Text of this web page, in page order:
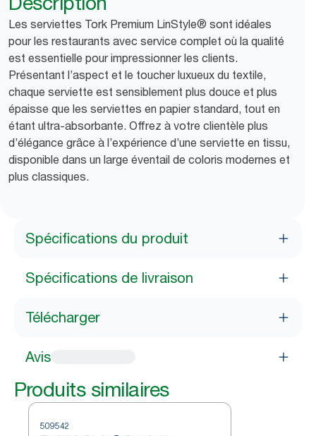
Les serviettes Tork Premium LinStyle® sont idéales
pour les restaurants avec service complet où la qualité
est essentielle pour impressionner les clients.
Présentant l’aspect et le toucher luxueux du textile,
chaque serviette est sensiblement plus douce et plus
épaisse que les serviettes en papier standard, tout en
étant ultra-absorbante. Offrez à votre clientèle plus
d’élégance grâce à l’expérience d’une serviette en tissu,
disponible dans un large éventail de coloris modernes et
plus classiques.
Spécifications du produit
Spécifications de livraison
Télécharger
Avis
Produits similaires
509542